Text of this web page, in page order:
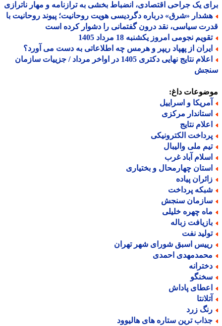
یک جراحی اقتصادی، انضباط بخشی به ترازنامه و مهار ناترازی
«شرق» درباره دگردیسی هویت روحانیت؛ پیوند روحانیت با
سیاسی، نقد درون گفتمانی را دشوار کرده است
نجومی امروز یکشنبه 18 مرداد 1405
از پهپاد ریپر و هرمس چه اطلاعاتی به دست می آورد؟
اعلام نتایج نهایی دکتری 1405 در اواخر مرداد / جزییات سازمان
داغ:
و اسراییل
مرکزی
نتایج
الکترونیکی
ملی والیبال
آباد غرب
چهارمحال و بختیاری
پیاده
پرداخت
سنجش
چهره خلیلی
زباله
نفت
اسبق شورای شهر تهران
احمدی
پاداش
زرد
ترین ستاره های هالیوود